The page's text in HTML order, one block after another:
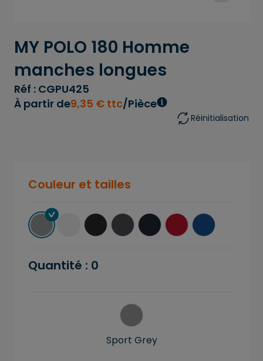
MY POLO 180 Homme
manches longues
Réf : CGPU425
À partir de9,35 € ttc/Pièce
Réinitialisation
Couleur et tailles
Quantité : 0
Sport Grey